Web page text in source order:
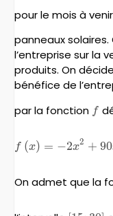
pour le mois à
panneaux
l’entreprise sur la
produits. On
bénéfice de
par la fonction ff
f\left(x\right)=-
f (x) = −2x2 + 90
On admet que la